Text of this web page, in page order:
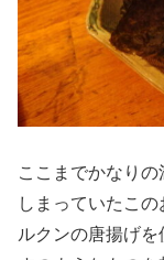
ここまでかなり
しまっていたこ
ルクンの唐揚げ